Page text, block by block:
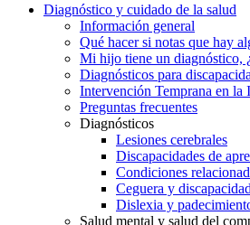
Diagnóstico y cuidado de la salud
Información general
Qué hacer si notas que hay
Mi hijo tiene un diagnóstico,
Diagnósticos para
Intervención Temprana en la
Preguntas frecuentes
Diagnósticos
Lesiones cerebrales
Discapacidades de
Condiciones
Ceguera y
Dislexia y
Salud mental y salud del